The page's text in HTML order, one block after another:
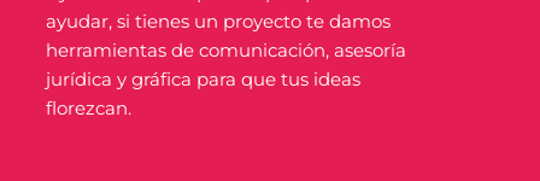
ayudar, si tienes un proyecto te damos
herramientas de comunicación, asesoría
jurídica y gráfica para que tus ideas
florezcan.